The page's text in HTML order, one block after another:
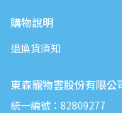
購物說明
退換貨須知
東森寵物雲股份有限公
統一編號：82809277